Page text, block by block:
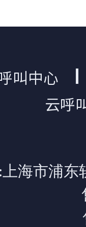
叫中心
云呼
海市浦东